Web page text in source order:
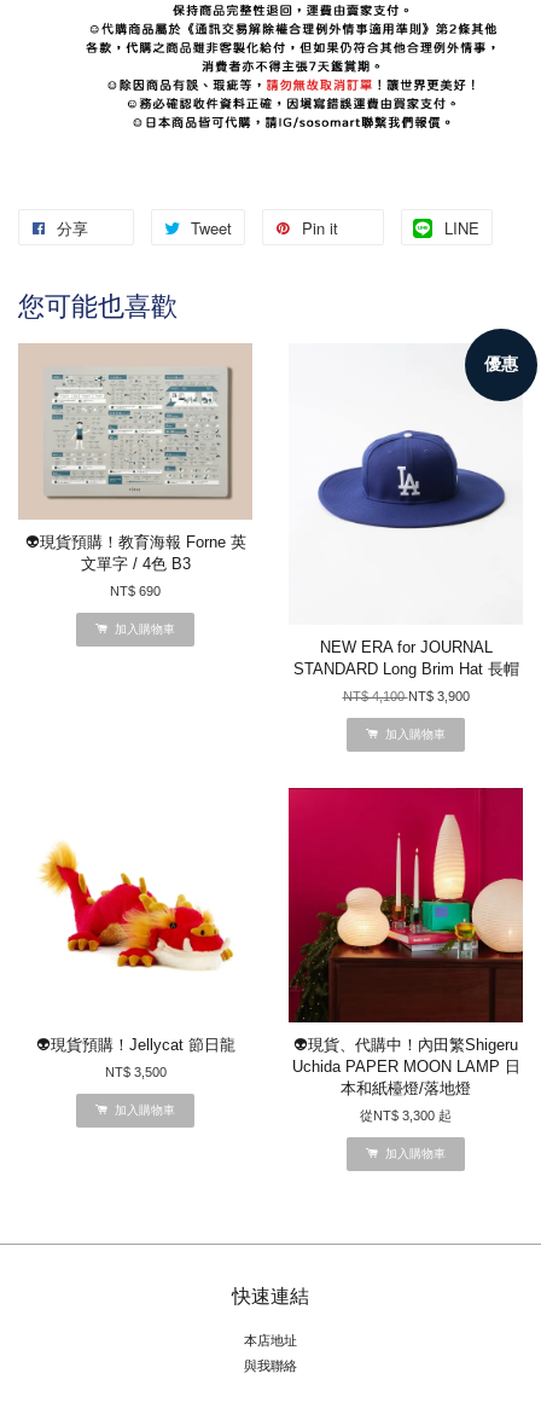
分享 Tweet Pin it LINE
您可能也喜歡
👽現貨預購！教育海報 Forne 英
文單字 / 4色 B3
NT$ 690
加入購物車
優惠
NEW ERA for JOURNAL
STANDARD Long Brim Hat 長帽
NT$ 4,100NT$ 3,900
加入購物車
👽現貨預購！Jellycat 節日龍
NT$ 3,500
加入購物車
👽現貨、代購中！內田繁Shigeru
Uchida PAPER MOON LAMP 日
本和紙檯燈/落地燈
從NT$ 3,300 起
加入購物車
快速連結
本店地址
與我聯絡